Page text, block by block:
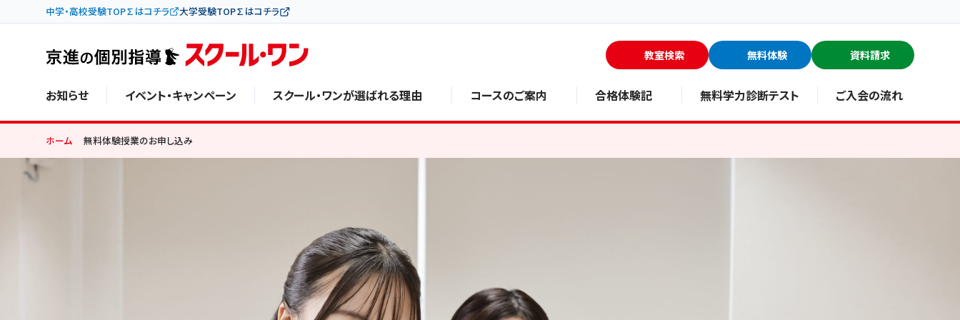
中学・高校受験TOP∑はコチラ 大学受験TOP∑はコチラ
教室検索 無料体験 資料請求
お知らせ イベント・キャンペーン スクール・ワンが選ばれる理由 コースのご案内 合格体験記 無料学力診断テスト ご入会の流れ
ホーム 無料体験授業のお申し込み